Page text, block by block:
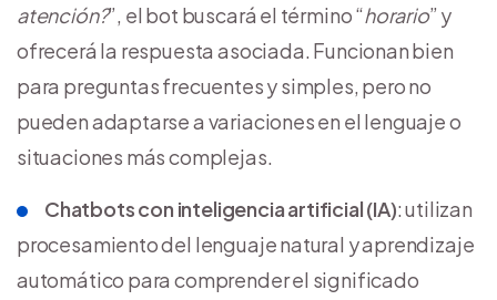
atención?”, el bot buscará el término “horario” y
ofrecerá la respuesta asociada. Funcionan bien
para preguntas frecuentes y simples, pero no
pueden adaptarse a variaciones en el lenguaje o
situaciones más complejas.
Chatbots con inteligencia artificial (IA): utilizan
procesamiento del lenguaje natural y aprendizaje
automático para comprender el significado